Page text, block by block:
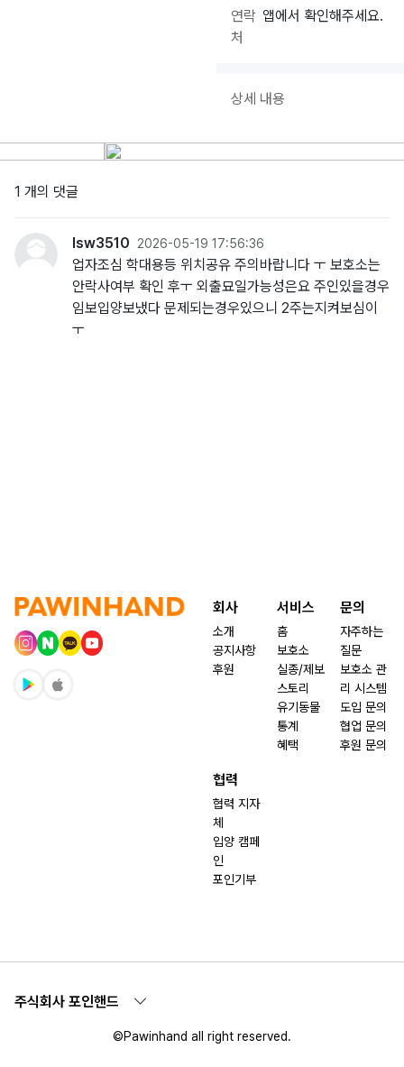
연락
처
앱에서 확인해주세요.
상세 내용
1 개의 댓글
lsw3510 2026-05-19 17:56:36
업자조심 학대용등 위치공유 주의바랍니다 ㅜ 보호소는
안락사여부 확인 후ㅜ 외출묘일가능성은요 주인있을경우
임보입양보냈다 문제되는경우있으니 2주는지켜보심이
ㅜ
회사
소개
공지사항
후원
서비스
홈
보호소
실종/제보
스토리
유기동물
통계
혜택
문의
자주하는
질문
보호소 관
리 시스템
도입 문의
협업 문의
후원 문의
협력
협력 지자
체
입양 캠페
인
포인기부
주식회사 포인핸드
©Pawinhand all right reserved.